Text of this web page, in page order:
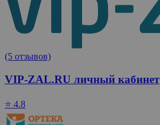
(5 отзывов)
VIP-ZAL.RU личный кабинет
⭐ 4.8